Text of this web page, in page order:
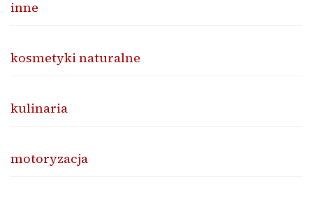
inne
kosmetyki naturalne
kulinaria
motoryzacja